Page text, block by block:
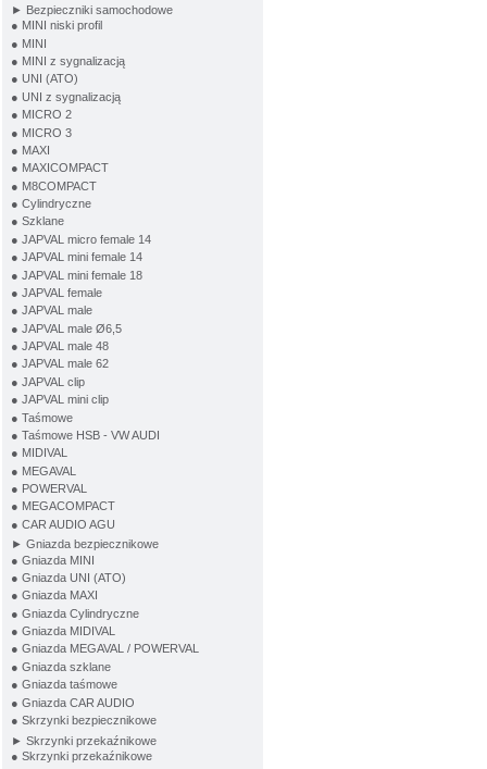
► Bezpieczniki samochodowe
● MINI niski profil
● MINI
● MINI z sygnalizacją
● UNI (ATO)
● UNI z sygnalizacją
● MICRO 2
● MICRO 3
● MAXI
● MAXICOMPACT
● M8COMPACT
● Cylindryczne
● Szklane
● JAPVAL micro female 14
● JAPVAL mini female 14
● JAPVAL mini female 18
● JAPVAL female
● JAPVAL male
● JAPVAL male Ø6,5
● JAPVAL male 48
● JAPVAL male 62
● JAPVAL clip
● JAPVAL mini clip
● Taśmowe
● Taśmowe HSB - VW AUDI
● MIDIVAL
● MEGAVAL
● POWERVAL
● MEGACOMPACT
● CAR AUDIO AGU
► Gniazda bezpiecznikowe
● Gniazda MINI
● Gniazda UNI (ATO)
● Gniazda MAXI
● Gniazda Cylindryczne
● Gniazda MIDIVAL
● Gniazda MEGAVAL / POWERVAL
● Gniazda szklane
● Gniazda taśmowe
● Gniazda CAR AUDIO
● Skrzynki bezpiecznikowe
► Skrzynki przekaźnikowe
● Skrzynki przekaźnikowe